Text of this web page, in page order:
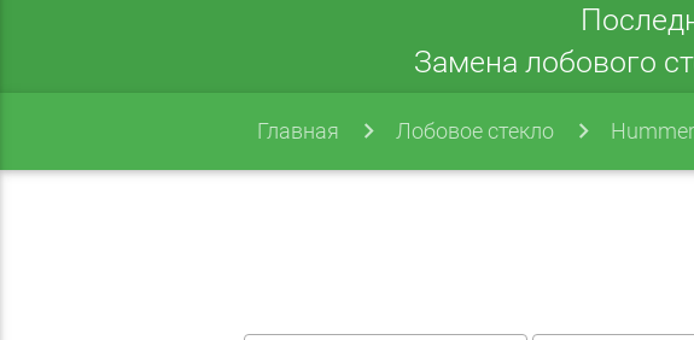
Замена лобового
Главная Лобовое стекло Hummer